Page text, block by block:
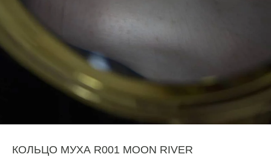
КОЛЬЦО МУХА R001 MOON RIVER